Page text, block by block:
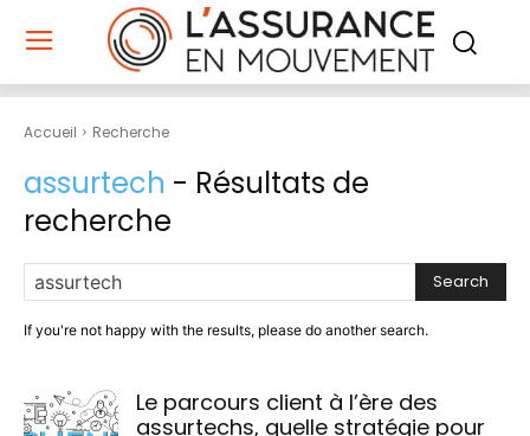
Accueil Recherche
assurtech - Résultats de
recherche
Search
If you're not happy with the results, please do another search.
Le parcours client à l’ère des
assurtechs, quelle stratégie pour